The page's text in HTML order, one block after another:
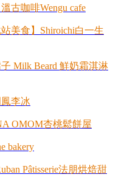
古咖啡Wengu cafe
美食】 Shiroichi白一生
Milk Beard 鮮奶霜淇淋
李冰
OMOM杏桃鬆餅屋
bakery
Pâtisserie法朋烘焙甜